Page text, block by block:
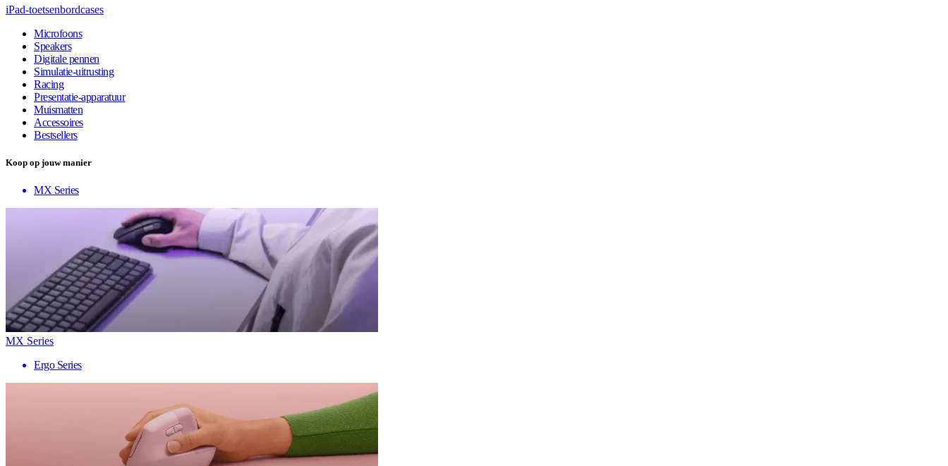
iPad-toetsenbordcases
Microfoons
Speakers
Digitale pennen
Simulatie-uitrusting
Racing
Presentatie-apparatuur
Muismatten
Accessoires
Bestsellers
Koop op jouw manier
MX Series
MX Series
Ergo Series